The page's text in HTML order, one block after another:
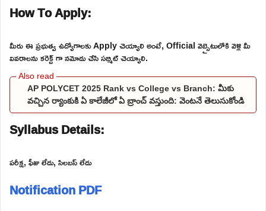
How To Apply:
మీరు ఈ ప్రభుత్వ ఉద్యోగాలకు Apply చెయ్యాలి అంటే, Official వెబ్సైటులోకి వెళ్లి మీ
వివరాలను కరెక్ట్ గా నమోదు చేసి సబ్మిట్ చెయ్యాలి.
AP POLYCET 2025 Rank vs College vs Branch: మీకు
వచ్చిన ర్యాంకుకి ఏ కాలేజీలో ఏ బ్రాంచ్ వస్తుంది: వెంటనే తెలుసుకోండి
Syllabus Details:
పరీక్ష, ఫీజు లేదు, సిలబస్ లేదు
Notification PDF